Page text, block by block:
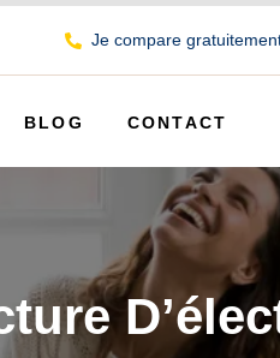
Je compare
BLOG CONTACT